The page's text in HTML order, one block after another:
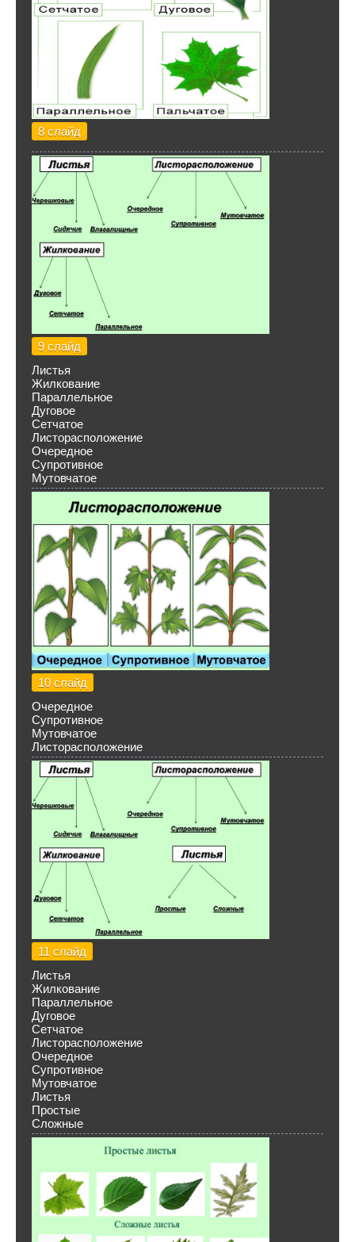
8 слайд
9 слайд
Листья
Жилкование
Параллельное
Дуговое
Сетчатое
Листорасположение
Очередное
Супротивное
Мутовчатое
10 слайд
Очередное
Супротивное
Мутовчатое
Листорасположение
11 слайд
Листья
Жилкование
Параллельное
Дуговое
Сетчатое
Листорасположение
Очередное
Супротивное
Мутовчатое
Листья
Простые
Сложные